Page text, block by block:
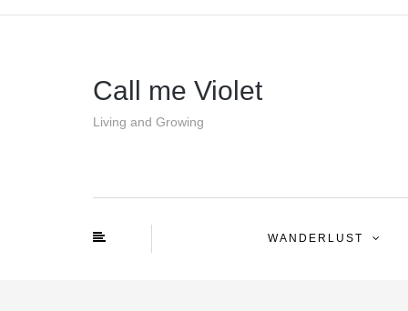
Call me Violet
Living and Growing
WANDERLUST